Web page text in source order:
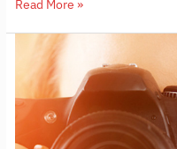
Read More »
Guia
prático
para
acertar
o
visual